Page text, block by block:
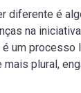
diferente é
na
um
plural,